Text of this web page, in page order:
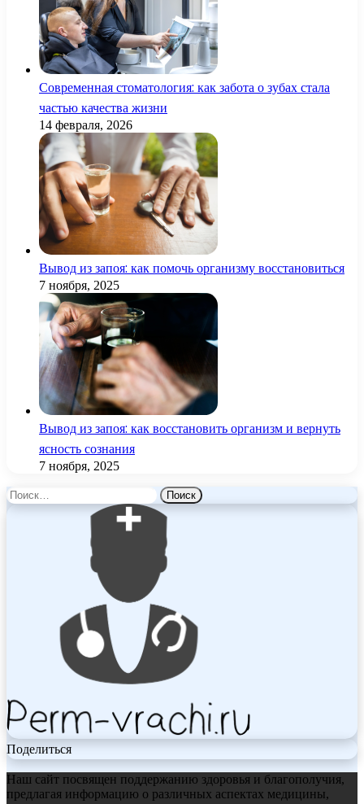
Современная стоматология: как забота о зубах стала
частью качества жизни
14 февраля, 2026
Вывод из запоя: как помочь организму восстановиться
7 ноября, 2025
Вывод из запоя: как восстановить организм и вернуть
ясность сознания
7 ноября, 2025
Найти:
Поделиться
Наш сайт посвящен поддержанию здоровья и благополучия,
предлагая информацию о различных аспектах медицины,